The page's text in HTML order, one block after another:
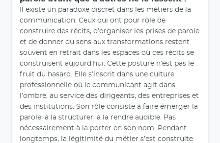
Il existe un paradoxe discret dans les métiers de la
communication. Ceux qui ont pour rôle de
construire des récits, d’organiser les prises de parole
et de donner du sens aux transformations restent
souvent en retrait dans les espaces où ces récits se
construisent aujourd’hui. Cette posture n’est pas le
fruit du hasard. Elle s’inscrit dans une culture
professionnelle où le communicant agit dans
l’ombre, au service des dirigeants, des entreprises et
des institutions. Son rôle consiste à faire émerger la
parole, à la structurer, à la rendre audible. Pas
nécessairement à la porter en son nom. Pendant
longtemps, la légitimité du métier s’est construite